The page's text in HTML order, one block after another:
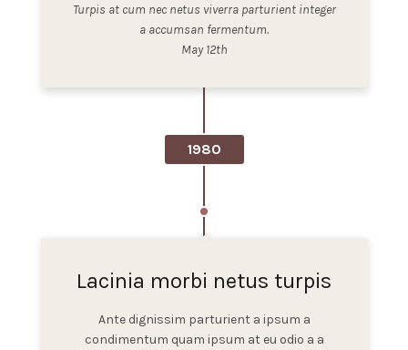
Turpis at cum nec netus viverra parturient integer
a accumsan fermentum.
May 12th
1980
Lacinia morbi netus turpis
Ante dignissim parturient a ipsum a
condimentum quam ipsum at eu odio a a